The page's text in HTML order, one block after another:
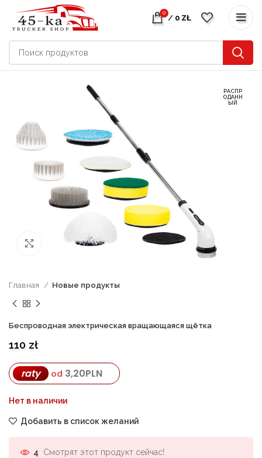
0
/ 0 ZŁ
РАСПР
ОДАНН
ЫЙ
нажмите, чтобы увеличить
Главная Новые продукты
Беспроводная электрическая вращающаяся щётка
110 zł
raty od 3,20PLN
Нет в наличии
Добавить в список желаний
4 Смотрят этот продукт сейчас!